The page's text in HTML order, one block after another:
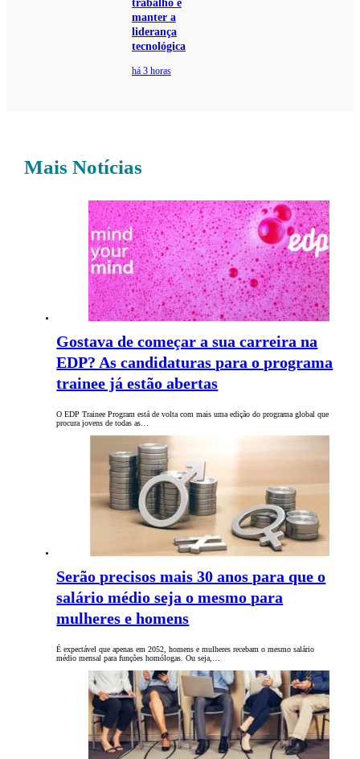
trabalho e
manter a
liderança
tecnológica
há 3 horas
Mais Notícias
Gostava de começar a sua carreira na
EDP? As candidaturas para o programa
trainee já estão abertas
O EDP Trainee Program está de volta com mais uma edição do programa global que
procura jovens de todas as…
Serão precisos mais 30 anos para que o
salário médio seja o mesmo para
mulheres e homens
É expectável que apenas em 2052, homens e mulheres recebam o mesmo salário
médio mensal para funções homólogas. Ou seja,…